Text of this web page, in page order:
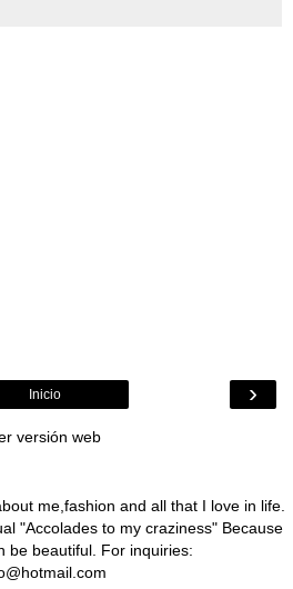
›
Inicio
versión web
me,fashion and all that I love in life.
"Accolades to my craziness" Because
be beautiful. For inquiries: